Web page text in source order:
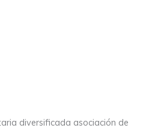
diversificada asociación de